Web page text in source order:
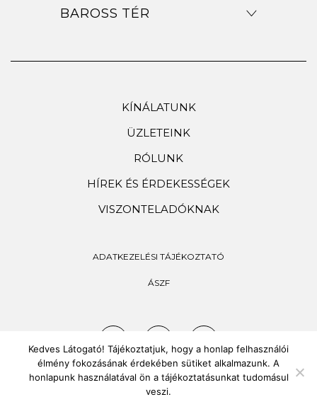
BAROSS TÉR
KÍNÁLATUNK
ÜZLETEINK
RÓLUNK
HÍREK ÉS ÉRDEKESSÉGEK
VISZONTELADÓKNAK
ADATKEZELÉSI TÁJÉKOZTATÓ
ÁSZF
Kedves Látogató! Tájékoztatjuk, hogy a honlap felhasználói
élmény fokozásának érdekében sütiket alkalmazunk. A
honlapunk használatával ön a tájékoztatásunkat tudomásul
veszi.